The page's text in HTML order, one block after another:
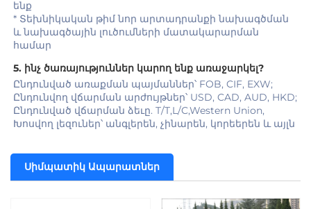
ենք
* Տեխնիկական թիմ նոր արտադրանքի նախագծման
և նախագծային լուծումների մատակարարման
համար
5. ինչ ծառայություններ կարող ենք առաջարկել?
Ընդունված առաքման պայմաններ՝ FOB, CIF, EXW;
Ընդունված վճարման ձեւը. T/T,L/C,Western Union,
Խոսվող լեզուներ՝ անգլերեն, չինարեն, կորեերեն և այլն
Սիմպատիկ Ապարատներ